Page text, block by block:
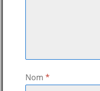
Nom*